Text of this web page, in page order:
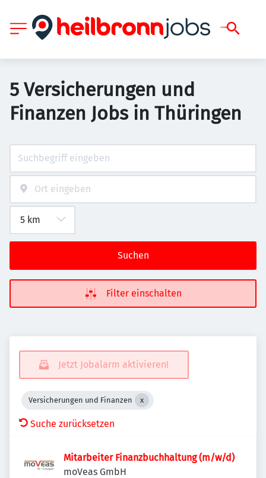
5 Versicherungen und
Finanzen Jobs in Thüringen
Suchen
Filter einschalten
Jetzt Jobalarm aktivieren!
Versicherungen und Finanzen
Suche zurücksetzen
Mitarbeiter Finanzbuchhaltung (m/w/d)
moVeas GmbH